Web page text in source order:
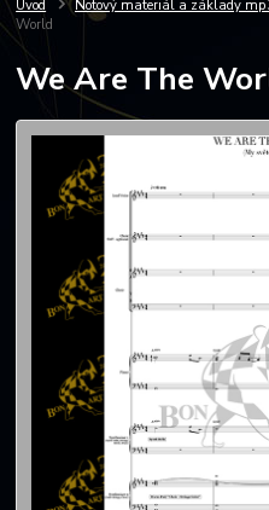
Úvod Notový materiál a základy
World
We Are The